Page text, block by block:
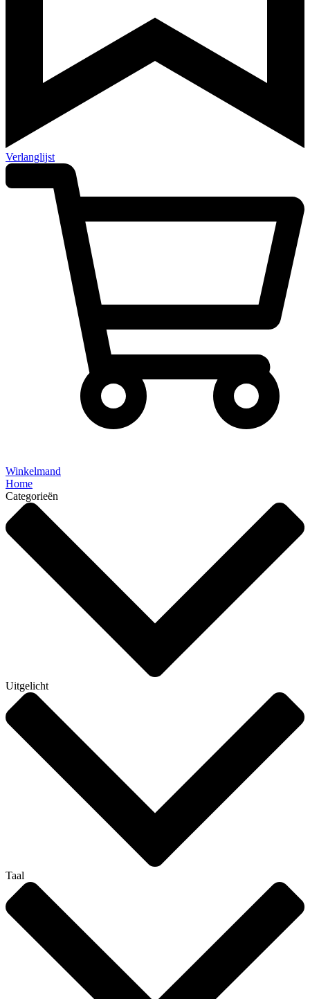
Verlanglijst
Winkelmand
Home
Categorieën
Uitgelicht
Taal